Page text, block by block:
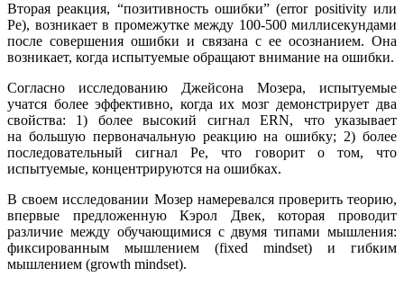
Вторая реакция, “позитивность ошибки” (error positivity или
Pе), возникает в промежутке между 100-500 миллисекундами
после совершения ошибки и связана с ее осознанием. Она
возникает, когда испытуемые обращают внимание на ошибки.
Согласно исследованию Джейсона Мозера, испытуемые
учатся более эффективно, когда их мозг демонстрирует два
свойства: 1) более высокий сигнал ERN, что указывает
на большую первоначальную реакцию на ошибку; 2) более
последовательный сигнал Ре, что говорит о том, что
испытуемые, концентрируются на ошибках.
В своем исследовании Мозер намеревался проверить теорию,
впервые предложенную Кэрол Двек, которая проводит
различие между обучающимися с двумя типами мышления:
фиксированным мышлением (fixed mindset) и гибким
мышлением (growth mindset).